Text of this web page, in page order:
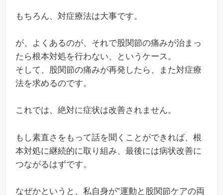
もちろん、対症療法は大事です。
が、よくあるのが、それで股関節の痛みが治まっ
たら根本対処を行わない、というケース。
そして、股関節の痛みが再発したら、また対症療
法を求めるのです。
これでは、絶対に症状は改善されません。
もし素直さをもって話を聞くことができれば、根
本対処に継続的に取り組み、最後には病状改善に
つながるはずです。
なぜかというと、私自身が”運動と股関節ケアの両